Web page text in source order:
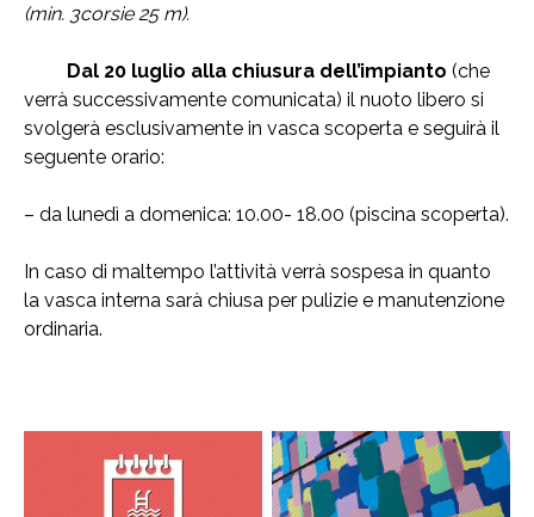
(min. 3corsie 25 m).
Dal 20 luglio alla chiusura dell’impianto (che
verrà successivamente comunicata) il nuoto libero si
svolgerà esclusivamente in vasca scoperta e seguirà il
seguente orario:
– da lunedì a domenica: 10.00- 18.00 (piscina scoperta).
In caso di maltempo l’attività verrà sospesa in quanto
la vasca interna sarà chiusa per pulizie e manutenzione
ordinaria.